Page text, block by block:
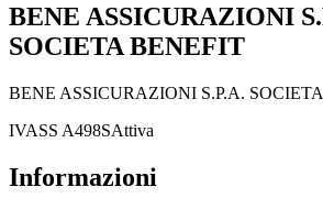
BENE ASSICURAZIONI
SOCIETA BENEFIT
BENE ASSICURAZIONI S.P.A.
IVASS A498SAttiva
Informazioni